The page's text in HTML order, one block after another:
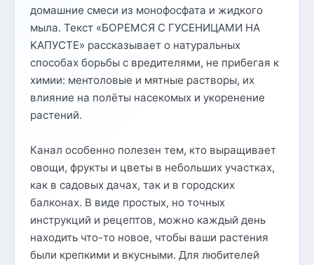
домашние смеси из монофосфата и жидкого
мыла. Текст «БОРЕМСЯ C ГУCEHИЦAMИ HA
KAПУCTE» рассказывает о натуральных
способах борьбы с вредителями, не прибегая к
химии: ментоловые и мятные растворы, их
влияние на полёты насекомых и укоренение
растений.
Канал особенно полезен тем, кто выращивает
овощи, фрукты и цветы в небольших участках,
как в садовых дачах, так и в городских
балконах. В виде простых, но точных
инструкций и рецептов, можно каждый день
находить что-то новое, чтобы ваши растения
были крепкими и вкусными. Для любителей